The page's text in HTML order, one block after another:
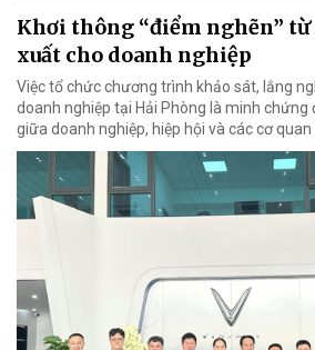
Khơi thông “điểm nghẽn”
xuất cho doanh nghiệp
Việc tổ chức chương trình khảo sát, lắng
doanh nghiệp tại Hải Phòng là minh
giữa doanh nghiệp, hiệp hội và các cơ